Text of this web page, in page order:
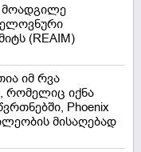
მოადგილე
(REAIM)
იმ რვა
რომელიც იქნა
Phoenix
მისაღებად